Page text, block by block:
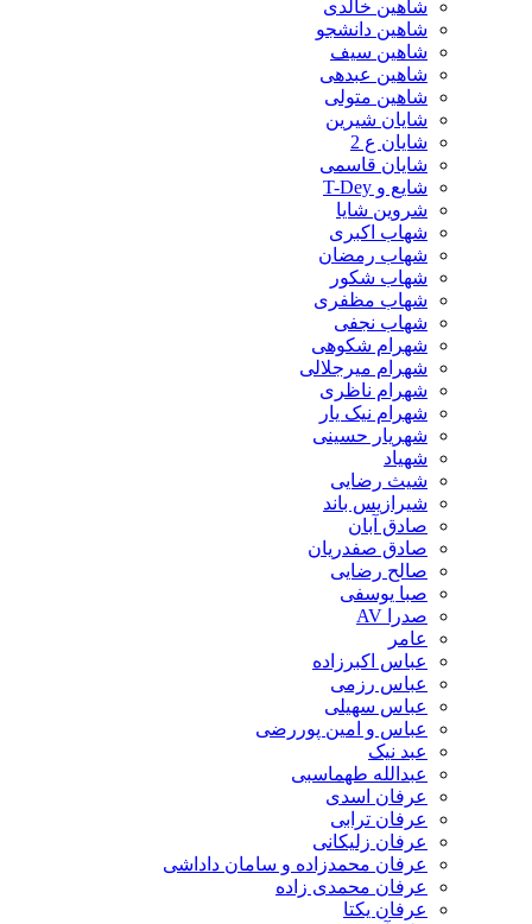
شاهین خالدی
شاهین دانشجو
شاهین سیف
شاهین عبدهی
شاهین متولی
شایان شیرین
شایان ع 2
شایان قاسمی
شایع و T-Dey
شروین شایا
شهاب اکبری
شهاب رمضان
شهاب شکور
شهاب مظفری
شهاب نجفی
شهرام شکوهی
شهرام میرجلالی
شهرام ناظری
شهرام نیک یار
شهریار حسینی
شهیاد
شیث رضایی
شیرازیس باند
صادق آبان
صادق صفدریان
صالح رضایی
صبا یوسفی
صدرا AV
عامر
عباس اکبرزاده
عباس رزمی
عباس سهیلی
عباس و امین پوررضی
عبد نیک
عبدالله طهماسبی‎
عرفان اسدی
عرفان ترابی
عرفان زلیکانی
عرفان محمدزاده و سامان داداشی
عرفان محمدی زاده
عرفان یکتا